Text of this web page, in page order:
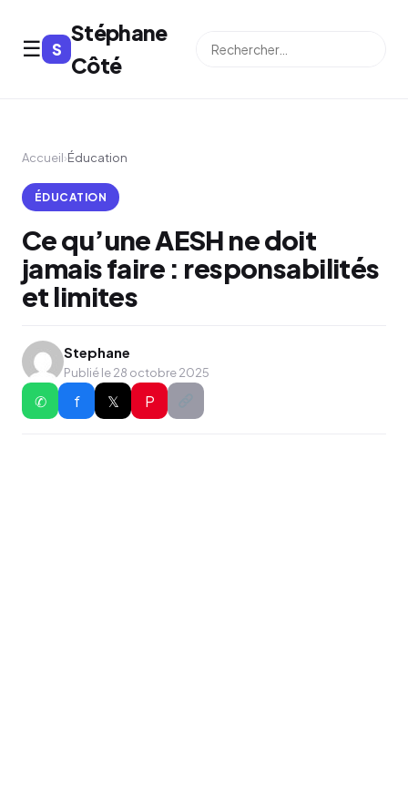
☰ S
Stéphane
Côté
Accueil›Éducation
ÉDUCATION
Ce qu’une AESH ne doit
jamais faire : responsabilités
et limites
Stephane
Publié le 28 octobre 2025
✆ f 𝕏 P